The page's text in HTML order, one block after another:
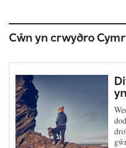
Cŵn yn crwydro